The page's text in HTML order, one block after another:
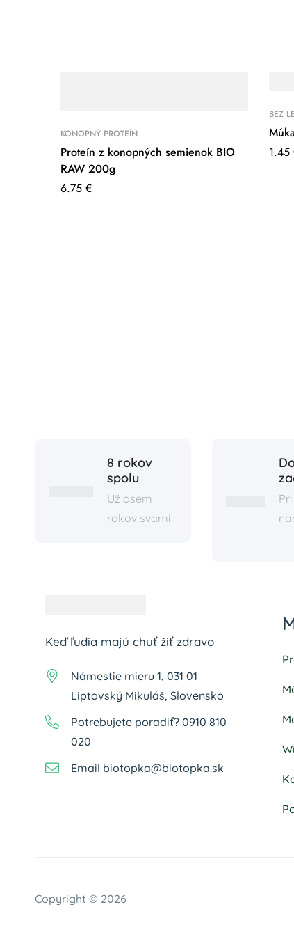
KONOPNÝ PROTEÍN
Proteín z konopných semienok BIO
RAW 200g
6.75 €
BEZ
1.45
8 rokov
spolu
Už osem
rokov svami
Keď ľudia majú chuť žiť zdravo
Námestie mieru 1, 031 01
Liptovský Mikuláš, Slovensko
Potrebujete poradiť? 0910 810
020
Email biotopka@biotopka.sk
Copyright © 2026